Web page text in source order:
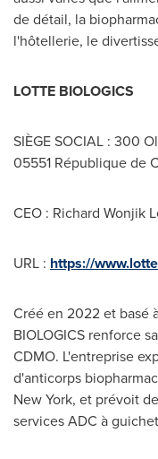
de détail, la
l'hôtellerie, le
LOTTE BIOLOGICS
SIÈGE SOCIAL : 300
05551 République de
CEO : Richard Wonjik
URL : https://
Créé en 2022 et basé
BIOLOGICS renforce
CDMO. L'entreprise
d'anticorps
New York, et prévoit
services ADC à